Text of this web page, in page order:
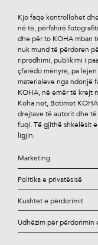
Kjo faqe kontrollohet
në të, përfshirë
dhe për to KOHA mban
nuk mund të përdoren
riprodhimi, publikimi i
çfarëdo mënyre, pa
materialeve nga ndonjë
KOHA, në emër të krejt
Koha.net, Botimet
drejtave të autorit dhe
fuqi. Të gjithë shkelësit
ligjin.
Marketing
Politika e privatësisë
Kushtet e përdorimit
Udhëzim për përdorimin